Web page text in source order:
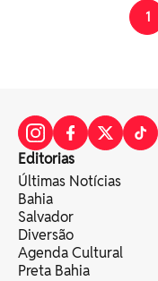
1
Editorias
Últimas Notícias
Bahia
Salvador
Diversão
Agenda Cultural
Preta Bahia